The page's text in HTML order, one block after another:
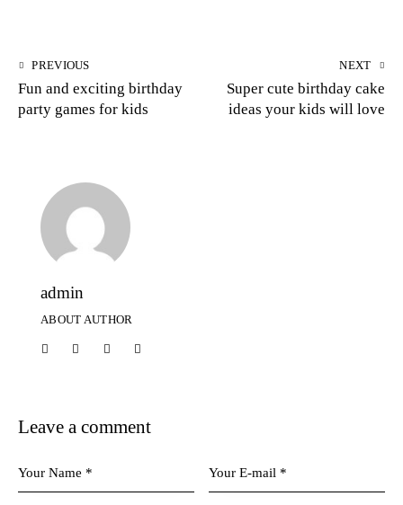
PREVIOUS
Fun and exciting birthday
party games for kids
NEXT
Super cute birthday cake
ideas your kids will love
admin
ABOUT AUTHOR
Leave a comment